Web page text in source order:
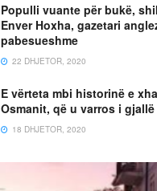
Populli vuante për bukë,
Enver Hoxha, gazetari
pabesueshme
22 DHJETOR, 2020
E vërteta mbi historinë e
Osmanit, që u varros i
18 DHJETOR, 2020